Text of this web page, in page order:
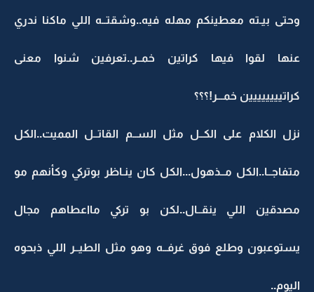
وحتى بيـته معطينكم مهله فيه..وشقتــه اللي ماكنا ندري
عنها لقوا فيها كراتين خمــر..تعرفين شنوا معنى
كراتيييييييين خمـــر!؟؟؟
نزل الكلام على الكــل مثل الســم القاتــل المميت..الكل
متفاجــا..الكل مــذهول...الكل كان ينـاظر بوتركي وكأنهم مو
مصدقين اللي ينقــال..لكن بو تركي مااعطاهم مجال
يستوعبون وطلع فوق غرفــه وهو مثل الطيــر اللي ذبحوه
اليوم..